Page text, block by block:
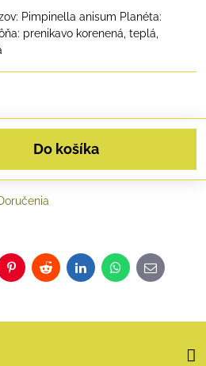
Pimpinella anisum Planéta:
prenikavo korenená, teplá,
Do košíka
PinterestRedditLinkedInWhatsApp
E-
mail